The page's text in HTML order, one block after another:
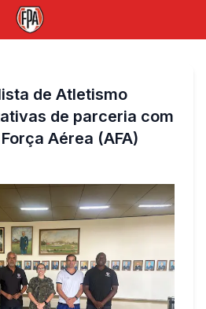
de Atletismo
de parceria com
Aérea (AFA)